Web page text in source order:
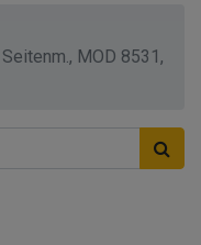
MOD 8531,